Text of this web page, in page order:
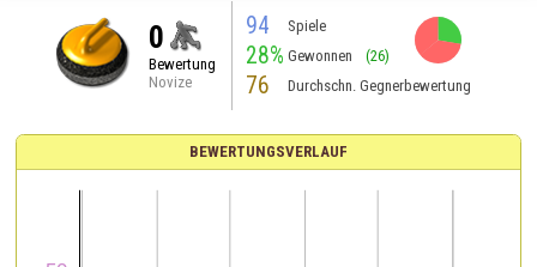
0
Bewertung
Novize
94 Spiele
28% Gewonnen (26)
76 Durchschn. Gegnerbewertung
BEWERTUNGSVERLAUF